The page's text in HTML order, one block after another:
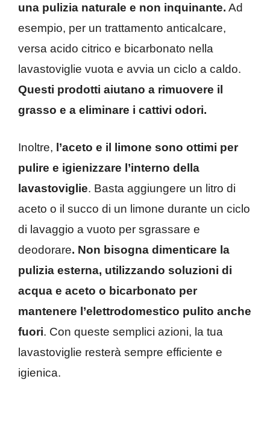
una pulizia naturale e non inquinante. Ad
esempio, per un trattamento anticalcare,
versa acido citrico e bicarbonato nella
lavastoviglie vuota e avvia un ciclo a caldo.
Questi prodotti aiutano a rimuovere il
grasso e a eliminare i cattivi odori.
Inoltre, l’aceto e il limone sono ottimi per
pulire e igienizzare l’interno della
lavastoviglie. Basta aggiungere un litro di
aceto o il succo di un limone durante un ciclo
di lavaggio a vuoto per sgrassare e
deodorare. Non bisogna dimenticare la
pulizia esterna, utilizzando soluzioni di
acqua e aceto o bicarbonato per
mantenere l’elettrodomestico pulito anche
fuori. Con queste semplici azioni, la tua
lavastoviglie resterà sempre efficiente e
igienica.